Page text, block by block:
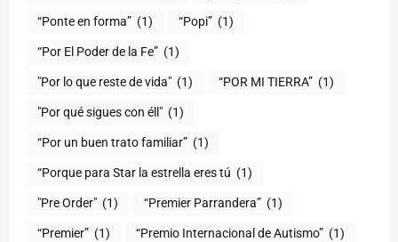
“Ponte en forma” (1) “Popi” (1)
“Por El Poder de la Fe” (1)
"Por lo que reste de vida" (1) “POR MI TIERRA” (1)
"Por qué sigues con éll" (1)
“Por un buen trato familiar” (1)
“Porque para Star la estrella eres tú (1)
(1) “Premier Parrandera” (1)
“Premier” (1) “Premio Internacional de Autismo” (1)